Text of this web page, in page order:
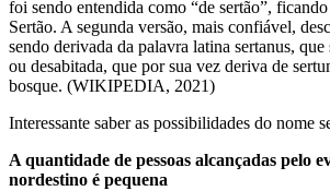
foi sendo entendida como “de sertão”,
Sertão. A segunda versão, mais confiável,
sendo derivada da palavra latina sertanus,
ou desabitada, que por sua vez deriva de
bosque. (WIKIPEDIA, 2021)
Interessante saber as possibilidades do nome
A quantidade de pessoas alcançadas pelo
nordestino é pequena